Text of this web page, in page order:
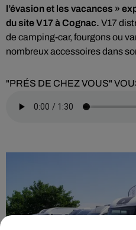
l’évasion et les vacances »
du site V17 à Cognac. V17
de camping-car, fourgons ou
nombreux accessoires dans
"PRÉS DE CHEZ VOUS"